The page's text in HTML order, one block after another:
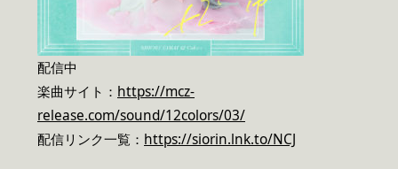
配信中
楽曲サイト： https://mcz-
release.com/sound/12colors/03/
配信リンク一覧： https://siorin.lnk.to/NCJ